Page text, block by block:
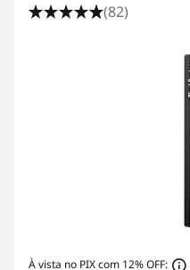
(82)
À vista no PIX com 12% OFF: